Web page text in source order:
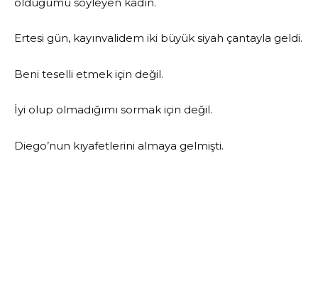
Ertesi gün, kayınvalidem iki büyük siyah çantayla geldi.
Beni teselli etmek için değil.
İyi olup olmadığımı sormak için değil.
Diego’nun kıyafetlerini almaya gelmişti.